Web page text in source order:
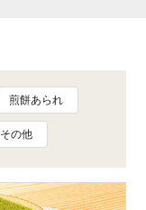
煎餅あられ
その他